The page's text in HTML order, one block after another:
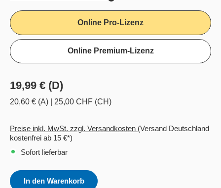
Online Pro-Lizenz
Online Premium-Lizenz
19,99 € (D)
20,60 € (A) 25,00 CHF (CH)
Preise inkl. MwSt. zzgl. Versandkosten (Versand Deutschland
kostenfrei ab 15 €*)
Sofort lieferbar
In den Warenkorb